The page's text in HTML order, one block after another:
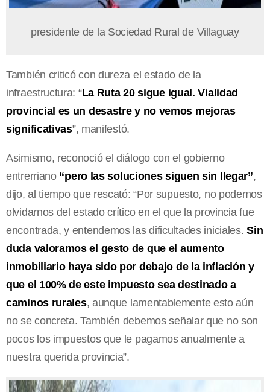
presidente de la Sociedad Rural de Villaguay
También criticó con dureza el estado de la
infraestructura: “La Ruta 20 sigue igual. Vialidad
provincial es un desastre y no vemos mejoras
significativas”, manifestó.
Asimismo, reconoció el diálogo con el gobierno
entrerriano “pero las soluciones siguen sin llegar”,
dijo, al tiempo que rescató: “Por supuesto, no podemos
olvidarnos del estado crítico en el que la provincia fue
encontrada, y entendemos las dificultades iniciales.Sin
duda valoramos el gesto de que el aumento
inmobiliario haya sido por debajo de la inflación y
que el 100% de este impuesto sea destinado a
caminos rurales, aunque lamentablemente esto aún
no se concreta. También debemos señalar que no son
pocos los impuestos que le pagamos anualmente a
nuestra querida provincia”.